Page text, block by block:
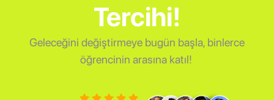
Tercihi!
Geleceğini değiştirmeye bugün başla, binlerce
öğrencinin arasına katıl!